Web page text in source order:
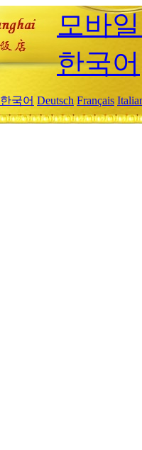
모바
한국어
한국어 Deutsch Français